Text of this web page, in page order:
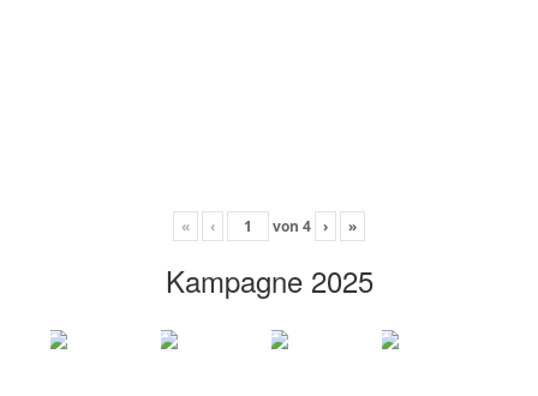
« ‹ von 4 › »
Kampagne 2025